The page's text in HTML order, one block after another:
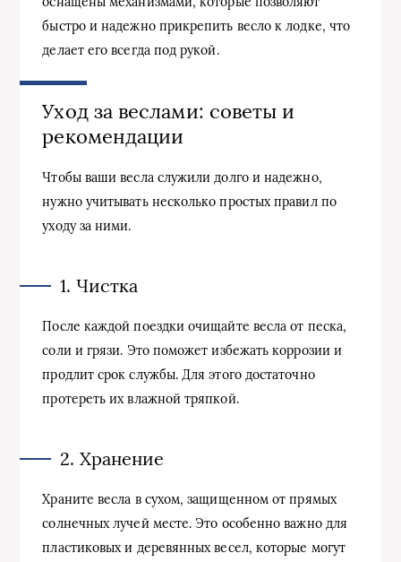
быстро и надежно прикрепить весло к лодке, что
делает его всегда под рукой.
Уход за веслами: советы и
рекомендации
Чтобы ваши весла служили долго и надежно,
нужно учитывать несколько простых правил по
уходу за ними.
1. Чистка
После каждой поездки очищайте весла от песка,
соли и грязи. Это поможет избежать коррозии и
продлит срок службы. Для этого достаточно
протереть их влажной тряпкой.
2. Хранение
Храните весла в сухом, защищенном от прямых
солнечных лучей месте. Это особенно важно для
пластиковых и деревянных весел, которые могут